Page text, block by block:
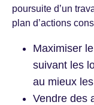
poursuite d’un
plan d’actions
Maximiser
suivant les
au mieux
Vendre des